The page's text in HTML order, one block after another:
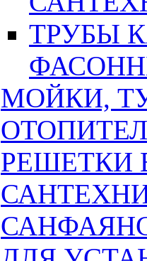
ТРУБЫ
МОЙКИ,
РЕШЕТКИ